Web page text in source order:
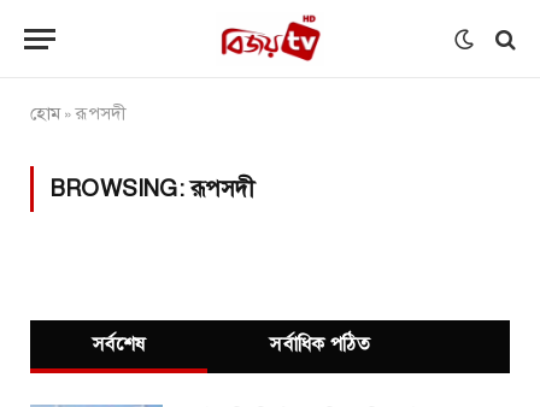
হোম»রূপসদী
BROWSING:রূপসদী
সর্বশেষ সর্বাধিক পঠিত